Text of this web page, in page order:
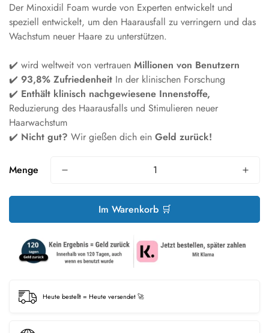
Der Minoxidil Foam wurde von Experten entwickelt und
speziell entwickelt, um den Haarausfall zu verringern und das
Wachstum neuer Haare zu unterstützen.
✔️ wird weltweit von vertrauen Millionen von Benutzern
✔️ 93,8% Zufriedenheit In der klinischen Forschung
✔️ Enthält klinisch nachgewiesene Innenstoffe,
Reduzierung des Haarausfalls und Stimulieren neuer
Haarwachstum
✔️ Nicht gut? Wir gießen dich ein Geld zurück!
Menge
Im Warenkorb 🛒
Heute bestellt = Heute versendet 🚀